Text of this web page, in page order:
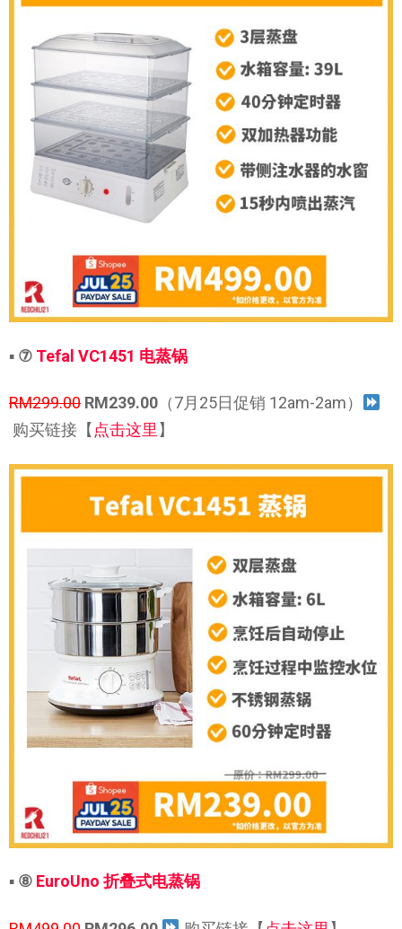
▪ ⑦ Tefal VC1451 电蒸锅
RM299.00 RM239.00 （7月25日促销 12am-2am）
购买链接【 点击这里 】
▪ ⑧ EuroUno 折叠式电蒸锅